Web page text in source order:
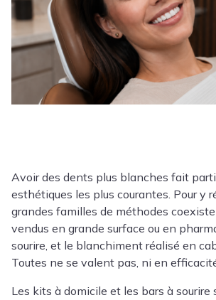
Avoir des dents plus blanches fait
esthétiques les plus courantes. Pour y
grandes familles de méthodes
vendus en grande surface ou en
sourire, et le blanchiment réalisé en
Toutes ne se valent pas, ni en
Les kits à domicile et les bars à sourire